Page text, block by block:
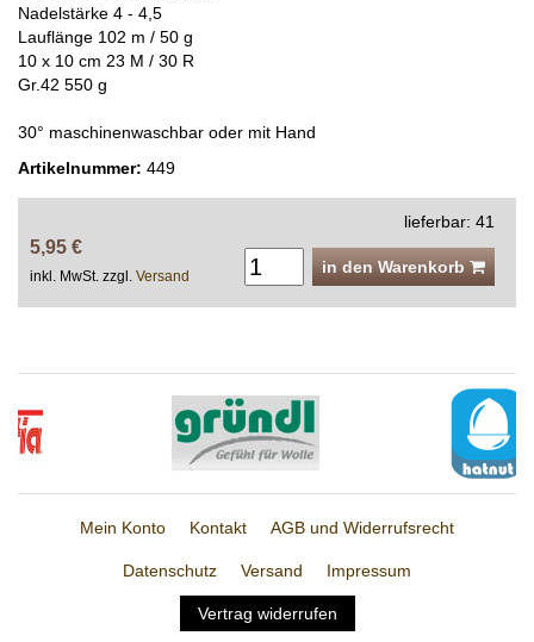
Nadelstärke 4 - 4,5
Lauflänge 102 m / 50 g
10 x 10 cm 23 M / 30 R
Gr.42 550 g
30° maschinenwaschbar oder mit Hand
Artikelnummer: 449
5,95 €
inkl. MwSt. zzgl. Versand
lieferbar: 41
in den Warenkorb
Mein Konto Kontakt AGB und Widerrufsrecht
Datenschutz Versand Impressum
Vertrag widerrufen